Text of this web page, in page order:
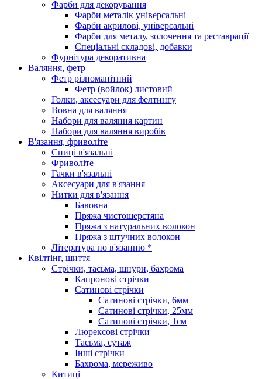
Фарби для декорування
Фарби металік універсальні
Фарби акрилові, універсальні
Фарби для металу, золочення та реставрації
Спеціальні складові, добавки
Фурнітура декоративна
Валяння, фетр
Фетр різноманітний
Фетр (войлок) листовий
Голки, аксесуари для фелтингу
Вовна для валяння
Набори для валяння картин
Набори для валяння виробів
В'язання, фриволіте
Спиці в'язальні
Фриволіте
Гачки в'язальні
Аксесуари для в'язання
Нитки для в'язання
Бавовна
Пряжа чистошерстяна
Пряжа з натуральних волокон
Пряжа з штучних волокон
Література по в'язанню *
Квілтінг, шиття
Стрічки, тасьма, шнури, бахрома
Капронові стрічки
Сатинові стрічки
Сатинові стрічки, 6мм
Сатинові стрічки, 25мм
Сатинові стрічки, 1см
Люрексові стрічки
Тасьма, сутаж
Інші стрічки
Бахрома, мереживо
Китиці